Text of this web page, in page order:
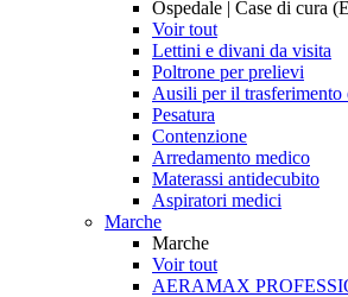
Ospedale | Case di cura
Voir tout
Lettini e divani da visita
Poltrone per prelievi
Ausili per il trasferimento
Pesatura
Contenzione
Arredamento medico
Materassi antidecubito
Aspiratori medici
Marche
Marche
Voir tout
AERAMAX